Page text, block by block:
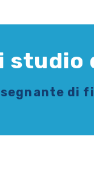
studio
di